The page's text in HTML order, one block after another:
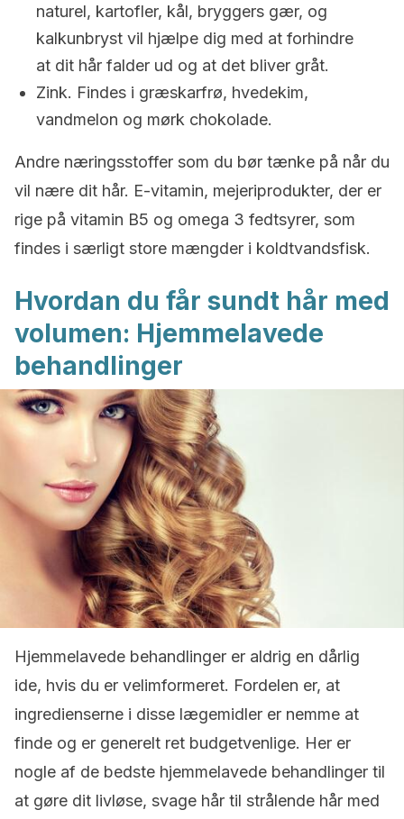
naturel, kartofler, kål, bryggers gær, og
kalkunbryst vil hjælpe dig med at forhindre
at dit hår falder ud og at det bliver gråt.
Zink. Findes i græskarfrø, hvedekim,
vandmelon og mørk chokolade.
Andre næringsstoffer som du bør tænke på når du
vil nære dit hår. E-vitamin, mejeriprodukter, der er
rige på vitamin B5 og omega 3 fedtsyrer, som
findes i særligt store mængder i koldtvandsfisk.
Hvordan du får sundt hår med
volumen: Hjemmelavede
behandlinger
Hjemmelavede behandlinger er aldrig en dårlig
ide, hvis du er velimformeret. Fordelen er, at
ingredienserne i disse lægemidler er nemme at
finde og er generelt ret budgetvenlige. Her er
nogle af de bedste hjemmelavede behandlinger til
at gøre dit livløse, svage hår til strålende hår med